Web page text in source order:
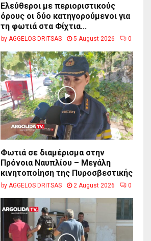
Ελεύθεροι με περιοριστικούς
όρους οι δύο κατηγορούμενοι για
τη φωτιά στα Φίχτια...
by AGGELOS DRITSAS 5 August 2026 0
Φωτιά σε διαμέρισμα στην
Πρόνοια Ναυπλίου – Μεγάλη
κινητοποίηση της Πυροσβεστικής
by AGGELOS DRITSAS 2 August 2026 0